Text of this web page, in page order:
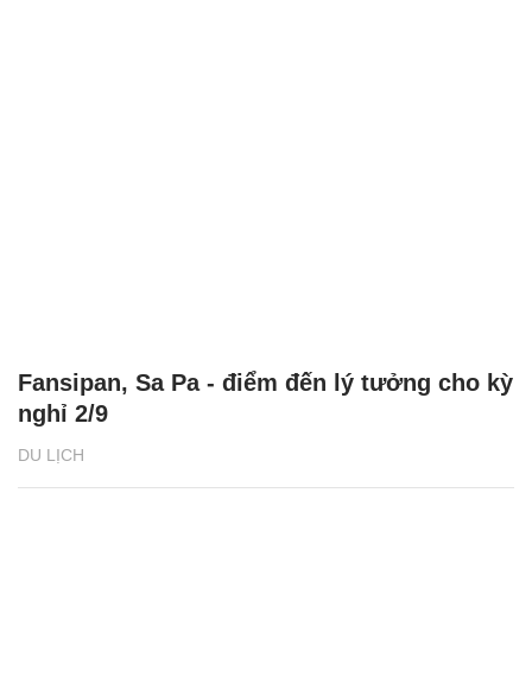
DU LỊCH
Fansipan, Sa Pa - điểm đến lý tưởng cho kỳ
nghỉ 2/9